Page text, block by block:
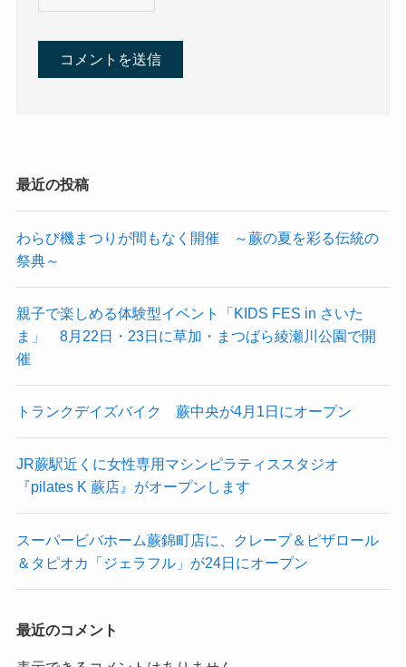
最近の投稿
わらび機まつりが間もなく開催 ～蕨の夏を彩る伝統の
祭典～
親子で楽しめる体験型イベント「KIDS FES in さいた
ま」 8月22日・23日に草加・まつばら綾瀬川公園で開
催
トランクデイズバイク 蕨中央が4月1日にオープン
JR蕨駅近くに女性専用マシンピラティススタジオ
『pilates K 蕨店』がオープンします
スーパービバホーム蕨錦町店に、クレープ＆ピザロール
＆タピオカ「ジェラフル」が24日にオープン
最近のコメント